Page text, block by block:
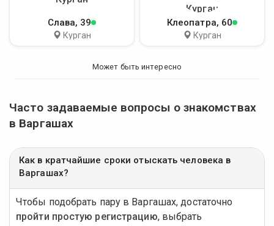
Слава, 39
Курган
Клеопатра, 60
Курган
Может быть интересно
Часто задаваемые вопросы о знакомствах
в Варгашах
Как в кратчайшие сроки отыскать человека в
Варгашах?
Чтобы подобрать пару в Варгашах, достаточно
пройти простую регистрацию, выбрать